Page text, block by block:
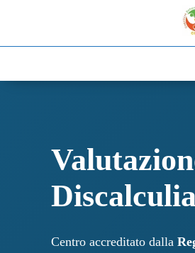
Centro accreditato dalla